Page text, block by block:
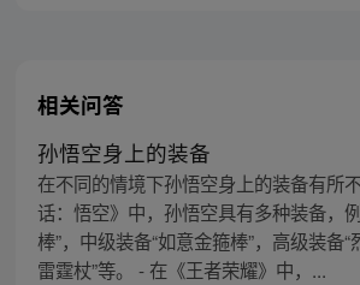
相关问答
孙悟空身上的装备
在不同的情境下孙悟空身上的装备有所
话：悟空》中，孙悟空具有多种装备，
棒”，中级装备“如意金箍棒”，高级装备“
雷霆杖”等。 - 在《王者荣耀》中，...